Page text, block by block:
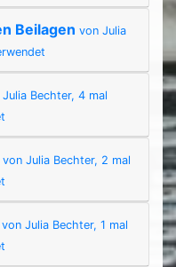
Beilagen von Julia
Bechter, 4 mal
von Julia Bechter, 2 mal
von Julia Bechter, 1 mal